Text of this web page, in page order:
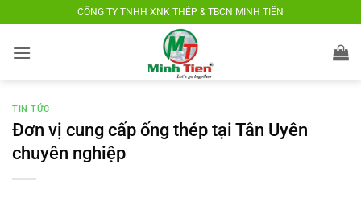
nội
CÔNG TY TNHH XNK THÉP & TBCN MINH TIẾN
TIN TỨC
Đơn vị cung cấp ống thép tại Tân Uyên
chuyên nghiệp